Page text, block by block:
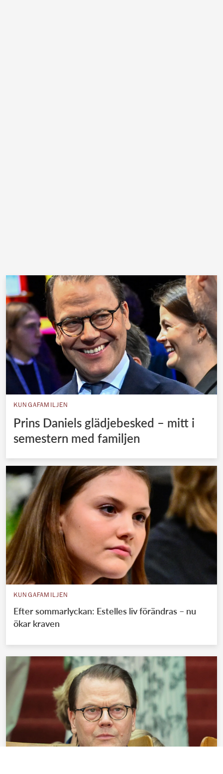
KUNGAFAMILJEN
Prins Daniels glädjebesked – mitt i
semestern med familjen
KUNGAFAMILJEN
Efter sommarlyckan: Estelles liv förändras – nu
ökar kraven